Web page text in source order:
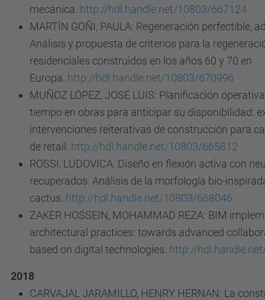
mecánica http://hdl.handle.net/10803/667124
MARTÍN GOÑI, PAULA: Regeneración perfectible,
Análisis y propuesta de criterios para la
residenciales construidos en los años 60 y 70 en
Europa. http://hdl.handle.net/10803/670996
MUÑOZ LÓPEZ, JOSÉ LUIS: Planificación
tiempo en obras para anticipar su disponibilidad:
intervenciones reiterativas de construcción para
de retail. http://hdl.handle.net/10803/665812
ROSSI, LUDOVICA: Diseño en flexión activa con
recuperados: Análisis de la morfología bio-
cactus. http://hdl.handle.net/10803/668046
ZAKER HOSSEIN, MOHAMMAD REZA: BIM
architectural practices: towards advanced
based on digital technologies. http://
2018
CARVAJAL JARAMILLO, HENRY HERNAN: La